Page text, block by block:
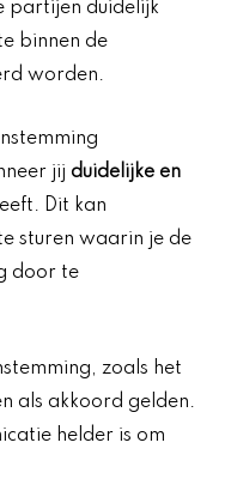
partijen duidelijk
binnen de
worden.
jij duidelijke en
Dit kan
sturen waarin je de
door te
zoals het
als akkoord gelden.
helder is om